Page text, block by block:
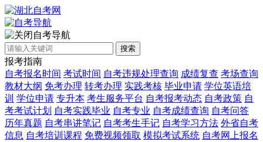
自考导航
搜索
报考指南
自考报名时间 考试时间 自考违规处理查询 成绩复查 考场查询
教材大纲 免考办理 转考办理 实践考核 毕业申请 学位英语培
训 学位申请 专升本 考生服务平台 自考报考动态 自考政策 自
考考试计划 自考实践毕业 自考专业 自考成绩查询 自考问答
历年真题 自考串讲笔记 自考考生手记 自考学习方法 外省自考
信息 自考培训课程 免费视频领取 模拟考试系统 自考网上报名